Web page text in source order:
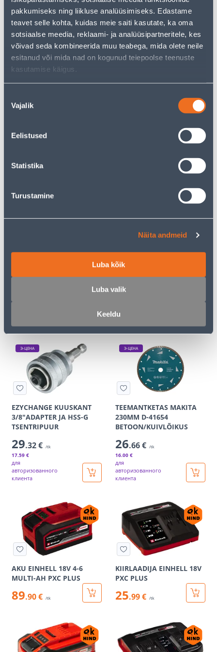
pakkumiseks ning liikluse analüüsimiseks. Edastame
teavet selle kohta, kuidas meie saiti kasutate, ka oma
sotsiaalse meedia, reklaami- ja analüüsipartneritele, kes
võivad seda kombineerida muu teabega, mida olete neile
esitanud või mida nad on kogunud teiepoolse teenuste
kasutamise käigus.
valik
Vajalik
Eelistused
Statistika
Turustamine
Näita andmeid
Luba kõik
Luba valik
Keeldu
клиента
Э-ЦЕНА
TOOLS CHROMEPLUS 1/2
553.34 €
клиента
Э-ЦЕНА
Э-ЦЕНА
AKU DAEWOO DABT
34
для
8221LI 8,0AH
158
91.90 €
авторизованного
клиента
Э-ЦЕНА
EZYCHANGE KUUSKANT
3/8"ADAPTER JA HSS-G
TSENTRIPUUR
29.32 € /tk
17.59 €
для
авторизованного
клиента
Э-ЦЕНА
TEEMANTKETAS MAKITA
230MM D-41654
BETOON/KUIVLÕIKUS
26.66 € /tk
16.00 €
для
авторизованного
клиента
AKU EINHELL 18V 4-6
MULTI-AH PXC PLUS
89.90 € /tk
KIIRLAADIJA EINHELL 18V
PXC PLUS
25.99 € /tk